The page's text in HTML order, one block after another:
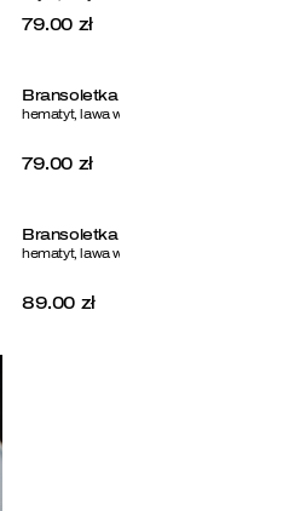
79.00 zł
Bransoletka Journey Noctis
hematyt, lawa wulkaniczna, onyks
79.00 zł
Bransoletka Mystic Moon
hematyt, lawa wulkaniczna, onyks
89.00 zł